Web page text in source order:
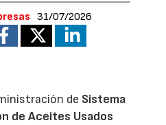
31/07/2026
de Sistema
de Aceites Usados